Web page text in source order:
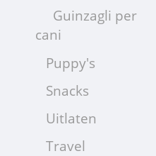
Guinzagli per
cani
Puppy's
Snacks
Uitlaten
Travel